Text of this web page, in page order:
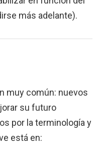
más adelante).
muy común: nuevos
su futuro
por la terminología y
está en: